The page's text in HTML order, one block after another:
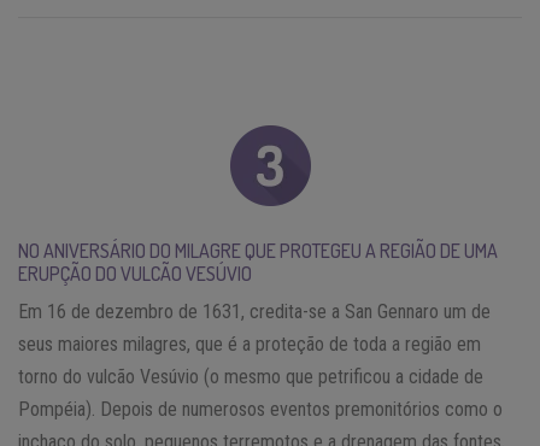
NO ANIVERSÁRIO DO MILAGRE QUE PROTEGEU A REGIÃO DE UMA
ERUPÇÃO DO VULCÃO VESÚVIO
Em 16 de dezembro de 1631, credita-se a San Gennaro um de
seus maiores milagres, que é a proteção de toda a região em
torno do vulcão Vesúvio (o mesmo que petrificou a cidade de
Pompéia). Depois de numerosos eventos premonitórios como o